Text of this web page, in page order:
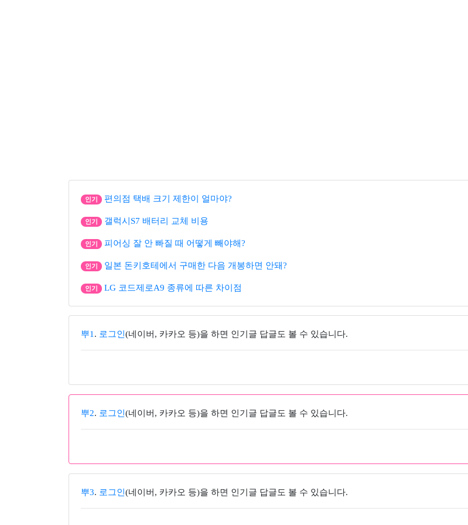
인기 편의점 택배 크기 제한이 얼마야?
인기 갤럭시S7 배터리 교체 비용
인기 피어싱 잘 안 빠질 때 어떻게 빼야해?
인기 일본 돈키호테에서 구매한 다음 개봉하면 안돼?
인기 LG 코드제로A9 종류에 따른 차이점
뿌1 . 로그인 (네이버, 카카오 등)을 하면 인기글 답글도 볼 수 있습니다.
뿌2. 로그인 (네이버, 카카오 등)을 하면 인기글 답글도 볼 수 있습니다.
뿌3. 로그인 (네이버, 카카오 등)을 하면 인기글 답글도 볼 수 있습니다.